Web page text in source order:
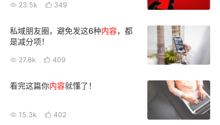
AllValue 战略合作
增长产品指南
智库
23.5k 349
私域朋友圈，避免发这6种内容，都
是减分项！
27.8k 409
看完这篇你内容就懂了！
15.3k 402